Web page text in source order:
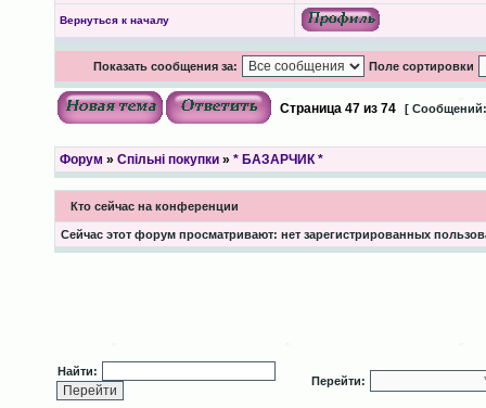
Вернуться к началу
Показать сообщения за: Поле сортировки
Страница 47из 74 [
Форум » Спільні покупки» * БАЗАРЧИК *
Кто сейчас на конференции
Сейчас этот форум просматривают: нет зарегистрированных
Найти:
Перейти: